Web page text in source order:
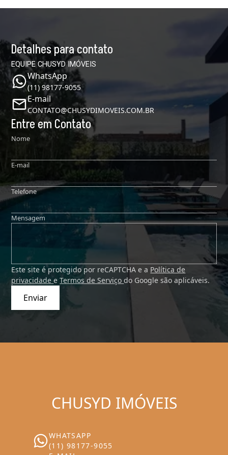
Detalhes para contato
EQUIPE CHUSYD IMÓVEIS
WhatsApp
(11) 98177-9055
E-mail
CONTATO@CHUSYDIMOVEIS.COM.BR
Entre em Contato
Nome
E-mail
Telefone
Mensagem
Este site é protegido por reCAPTCHA e a Política de
privacidadeeTermos de Serviçodo Google são aplicáveis.
Enviar
CHUSYD IMÓVEIS
WHATSAPP
(11) 98177-9055